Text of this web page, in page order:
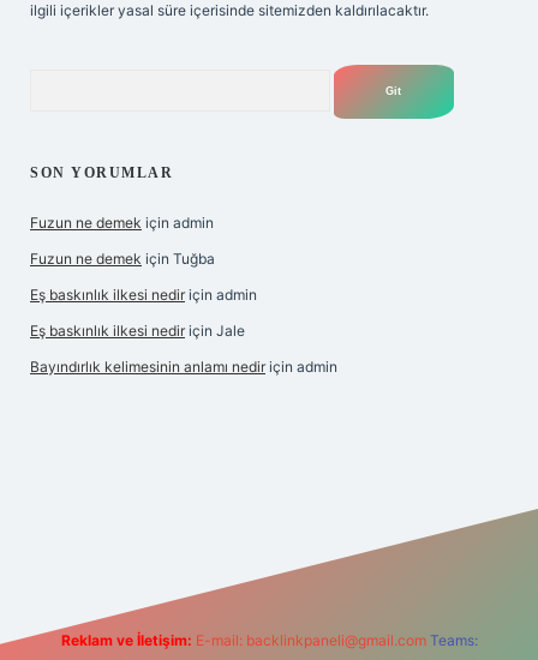
ilgili içerikler yasal süre içerisinde sitemizden kaldırılacaktır.
SON YORUMLAR
Fuzun ne demek için admin
Fuzun ne demek için Tuğba
Eş baskınlık ilkesi nedir için admin
Eş baskınlık ilkesi nedir için Jale
Bayındırlık kelimesinin anlamı nedir için admin
Reklam ve İletişim: E-mail: backlinkpaneli@gmail.com Teams: